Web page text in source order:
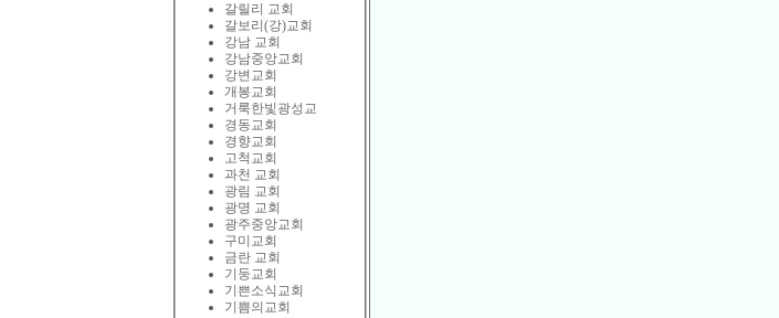
갈릴리 교회
갈보리(강)교회
강남 교회
강남중앙교회
강변교회
개봉교회
거룩한빛광성교
경동교회
경향교회
고척교회
과천 교회
광림 교회
광명 교회
광주중앙교회
구미교회
금란 교회
기둥교회
기쁜소식교회
기쁨의교회